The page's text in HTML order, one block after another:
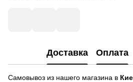
Доставка Оплата
Самовывоз из нашего магазина в